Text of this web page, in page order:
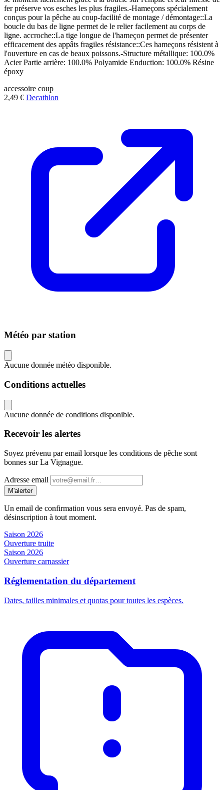
fer préserve vos esches les plus fragiles.-Hameçons spécialement
conçus pour la pêche au coup-facilité de montage / démontage::La
boucle du bas de ligne permet de le relier facilement au corps de
ligne. accroche::La tige longue de l'hameçon permet de présenter
efficacement des appâts fragiles résistance::Ces hameçons résistent à
l'ouverture en cas de beaux poissons.-Structure métallique: 100.0%
Acier Partie arrière: 100.0% Polyamide Enduction: 100.0% Résine
époxy
accessoire coup
2,49 € Decathlon
Météo par station
Aucune donnée météo disponible.
Conditions actuelles
Aucune donnée de conditions disponible.
Recevoir les alertes
Soyez prévenu par email lorsque les conditions de pêche sont
bonnes sur La Vignague.
Adresse email
M'alerter
Un email de confirmation vous sera envoyé. Pas de spam,
désinscription à tout moment.
Saison 2026
Ouverture truite
Saison 2026
Ouverture carnassier
Réglementation du département
Dates, tailles minimales et quotas pour toutes les espèces.